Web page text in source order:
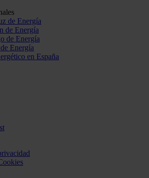
de Energía
de Energía
de Energía
Energía
en España